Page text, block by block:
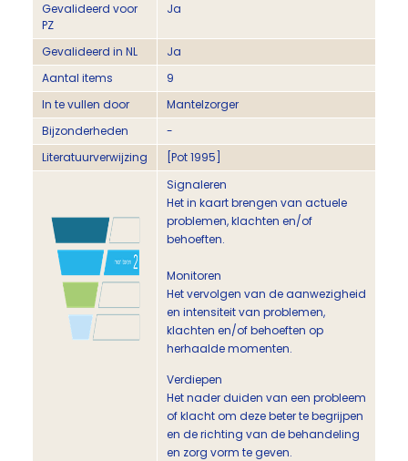
Gevalideerd voor
PZ
Ja
Gevalideerd in NL
Ja
Aantal items
9
In te vullen door
Mantelzorger
Bijzonderheden
-
Literatuurverwijzing
[Pot 1995]
Signaleren
Het in kaart brengen van actuele
problemen, klachten en/of
behoeften.
Monitoren
Het vervolgen van de aanwezigheid
en intensiteit van problemen,
klachten en/of behoeften op
herhaalde momenten.
Verdiepen
Het nader duiden van een probleem
of klacht om deze beter te begrijpen
en de richting van de behandeling
en zorg vorm te geven.